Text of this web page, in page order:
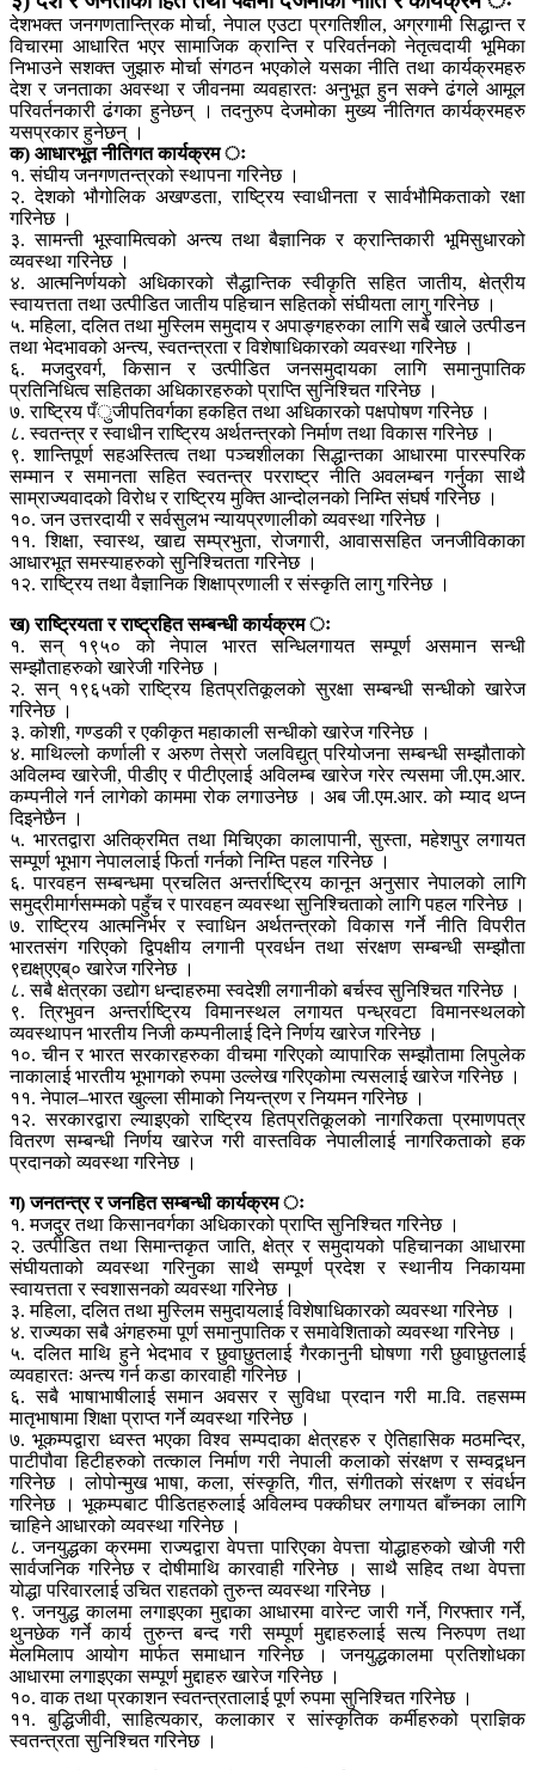
देशभक्त जनगणतान्त्रिक मोर्चा, नेपाल एउटा प्रगतिशील, अग्रगामी सिद्धान्त र
विचारमा आधारित भएर सामाजिक क्रान्ति र परिवर्तनको नेतृत्वदायी भूमिका
निभाउने सशक्त जुझारु मोर्चा संगठन भएकोले यसका नीति तथा कार्यक्रमहरु
देश र जनताका अवस्था र जीवनमा व्यवहारतः अनुभूत हुन सक्ने ढंगले आमूल
परिवर्तनकारी ढंगका हुनेछन् । तदनुरुप देजमोका मुख्य नीतिगत कार्यक्रमहरु
यसप्रकार हुनेछन् ।
क) आधारभूत नीतिगत कार्यक्रम ः
१. संघीय जनगणतन्त्रको स्थापना गरिनेछ ।
२. देशको भौगोलिक अखण्डता, राष्ट्रिय स्वाधीनता र सार्वभौमिकताको रक्षा
गरिनेछ ।
३. सामन्ती भूस्वामित्वको अन्त्य तथा बैज्ञानिक र क्रान्तिकारी भूमिसुधारको
व्यवस्था गरिनेछ ।
४. आत्मनिर्णयको अधिकारको सैद्धान्तिक स्वीकृति सहित जातीय, क्षेत्रीय
स्वायत्तता तथा उत्पीडित जातीय पहिचान सहितको संघीयता लागु गरिनेछ ।
५. महिला, दलित तथा मुस्लिम समुदाय र अपाङ्गहरुका लागि सबै खाले उत्पीडन
तथा भेदभावको अन्त्य, स्वतन्त्रता र विशेषाधिकारको व्यवस्था गरिनेछ ।
६. मजदुरवर्ग, किसान र उत्पीडित जनसमुदायका लागि समानुपातिक
प्रतिनिधित्व सहितका अधिकारहरुको प्राप्ति सुनिश्चित गरिनेछ ।
७. राष्ट्रिय पँुजीपतिवर्गका हकहित तथा अधिकारको पक्षपोषण गरिनेछ ।
८. स्वतन्त्र र स्वाधीन राष्ट्रिय अर्थतन्त्रको निर्माण तथा विकास गरिनेछ ।
९. शान्तिपूर्ण सहअस्तित्व तथा पञ्चशीलका सिद्धान्तका आधारमा पारस्परिक
सम्मान र समानता सहित स्वतन्त्र परराष्ट्र नीति अवलम्बन गर्नुका साथै
साम्राज्यवादको विरोध र राष्ट्रिय मुक्ति आन्दोलनको निम्ति संघर्ष गरिनेछ ।
१०. जन उत्तरदायी र सर्वसुलभ न्यायप्रणालीको व्यवस्था गरिनेछ ।
११. शिक्षा, स्वास्थ, खाद्य सम्प्रभुता, रोजगारी, आवाससहित जनजीविकाका
आधारभूत समस्याहरुको सुनिश्चितता गरिनेछ ।
१२. राष्ट्रिय तथा वैज्ञानिक शिक्षाप्रणाली र संस्कृति लागु गरिनेछ ।
ख) राष्ट्रियता र राष्ट्रहित सम्बन्धी कार्यक्रम ः
१. सन् १९५० को नेपाल भारत सन्धिलगायत सम्पूर्ण असमान सन्धी
सम्झौताहरुको खारेजी गरिनेछ ।
२. सन् १९६५को राष्ट्रिय हितप्रतिकूलको सुरक्षा सम्बन्धी सन्धीको खारेज
गरिनेछ ।
३. कोशी, गण्डकी र एकीकृत महाकाली सन्धीको खारेज गरिनेछ ।
४. माथिल्लो कर्णाली र अरुण तेस्रो जलविद्युत् परियोजना सम्बन्धी सम्झौताको
अविलम्व खारेजी, पीडीए र पीटीएलाई अविलम्ब खारेज गरेर त्यसमा जी.एम.आर.
कम्पनीले गर्न लागेको काममा रोक लगाउनेछ । अब जी.एम.आर. को म्याद थप्न
दिइनेछैन ।
५. भारतद्वारा अतिक्रमित तथा मिचिएका कालापानी, सुस्ता, महेशपुर लगायत
सम्पूर्ण भूभाग नेपाललाई फिर्ता गर्नको निम्ति पहल गरिनेछ ।
६. पारवहन सम्बन्धमा प्रचलित अन्तर्राष्ट्रिय कानून अनुसार नेपालको लागि
समुद्रीमार्गसम्मको पहुँच र पारवहन व्यवस्था सुनिश्चिताको लागि पहल गरिनेछ ।
७. राष्ट्रिय आत्मनिर्भर र स्वाधिन अर्थतन्त्रको विकास गर्ने नीति विपरीत
भारतसंग गरिएको द्विपक्षीय लगानी प्रवर्धन तथा संरक्षण सम्बन्धी सम्झौता
९द्यक्ष्एएब्० खारेज गरिनेछ ।
८. सबै क्षेत्रका उद्योग धन्दाहरुमा स्वदेशी लगानीको बर्चस्व सुनिश्चित गरिनेछ ।
९. त्रिभुवन अन्तर्राष्ट्रिय विमानस्थल लगायत पन्ध्रवटा विमानस्थलको
व्यवस्थापन भारतीय निजी कम्पनीलाई दिने निर्णय खारेज गरिनेछ ।
१०. चीन र भारत सरकारहरुका वीचमा गरिएको व्यापारिक सम्झौतामा लिपुलेक
नाकालाई भारतीय भूभागको रुपमा उल्लेख गरिएकोमा त्यसलाई खारेज गरिनेछ ।
११. नेपाल–भारत खुल्ला सीमाको नियन्त्रण र नियमन गरिनेछ ।
१२. सरकारद्वारा ल्याइएको राष्ट्रिय हितप्रतिकूलको नागरिकता प्रमाणपत्र
वितरण सम्बन्धी निर्णय खारेज गरी वास्तविक नेपालीलाई नागरिकताको हक
प्रदानको व्यवस्था गरिनेछ ।
ग) जनतन्त्र र जनहित सम्बन्धी कार्यक्रम ः
१. मजदुर तथा किसानवर्गका अधिकारको प्राप्ति सुनिश्चित गरिनेछ ।
२. उत्पीडित तथा सिमान्तकृत जाति, क्षेत्र र समुदायको पहिचानका आधारमा
संघीयताको व्यवस्था गरिनुका साथै सम्पूर्ण प्रदेश र स्थानीय निकायमा
स्वायत्तता र स्वशासनको व्यवस्था गरिनेछ ।
३. महिला, दलित तथा मुस्लिम समुदायलाई विशेषाधिकारको व्यवस्था गरिनेछ ।
४. राज्यका सबै अंगहरुमा पूर्ण समानुपातिक र समावेशिताको व्यवस्था गरिनेछ ।
५. दलित माथि हुने भेदभाव र छुवाछुतलाई गैरकानुनी घोषणा गरी छुवाछुतलाई
व्यवहारतः अन्त्य गर्न कडा कारवाही गरिनेछ ।
६. सबै भाषाभाषीलाई समान अवसर र सुविधा प्रदान गरी मा.वि. तहसम्म
मातृभाषामा शिक्षा प्राप्त गर्ने व्यवस्था गरिनेछ ।
७. भूकम्पद्वारा ध्वस्त भएका विश्व सम्पदाका क्षेत्रहरु र ऐतिहासिक मठमन्दिर,
पाटीपौवा हिटीहरुको तत्काल निर्माण गरी नेपाली कलाको संरक्षण र सम्वद्र्र्धन
गरिनेछ । लोपोन्मुख भाषा, कला, संस्कृति, गीत, संगीतको संरक्षण र संवर्धन
गरिनेछ । भूकम्पबाट पीडितहरुलाई अविलम्व पक्कीघर लगायत बाँच्नका लागि
चाहिने आधारको व्यवस्था गरिनेछ ।
८. जनयुद्धका क्रममा राज्यद्वारा वेपत्ता पारिएका वेपत्ता योद्धाहरुको खोजी गरी
सार्वजनिक गरिनेछ र दोषीमाथि कारवाही गरिनेछ । साथै सहिद तथा वेपत्ता
योद्धा परिवारलाई उचित राहतको तुरुन्त व्यवस्था गरिनेछ ।
९. जनयुद्ध कालमा लगाइएका मुद्दाका आधारमा वारेन्ट जारी गर्ने, गिरफ्तार गर्ने,
थुनछेक गर्ने कार्य तुरुन्त बन्द गरी सम्पूर्ण मुद्दाहरुलाई सत्य निरुपण तथा
मेलमिलाप आयोग मार्फत समाधान गरिनेछ । जनयुद्धकालमा प्रतिशोधका
आधारमा लगाइएका सम्पूर्ण मुद्दाहरु खारेज गरिनेछ ।
१०. वाक तथा प्रकाशन स्वतन्त्रतालाई पूर्ण रुपमा सुनिश्चित गरिनेछ ।
११. बुद्धिजीवी, साहित्यकार, कलाकार र सांस्कृतिक कर्मीहरुको प्राज्ञिक
स्वतन्त्रता सुनिश्चित गरिनेछ ।